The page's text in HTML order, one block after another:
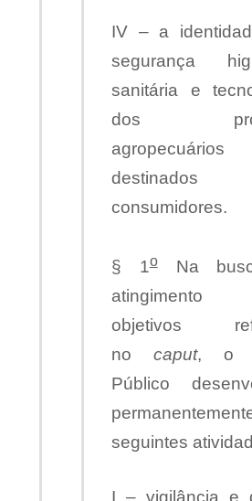
IV – a
segurança
sanitária e
dos
agropecuários
consumidores.
§ 1oNa
objetivos
no caput, o
Público
seguintes
I – vigilância e